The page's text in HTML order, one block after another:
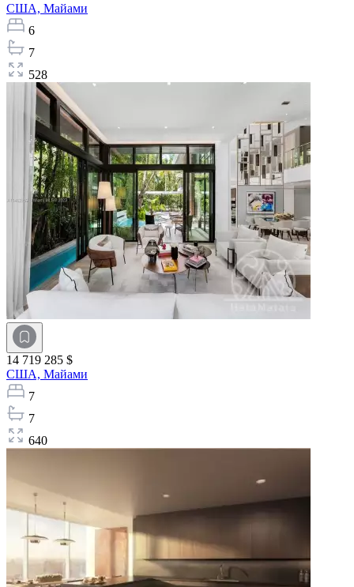
США, Майами
6
7
528
14 719 285 $
США, Майами
7
7
640